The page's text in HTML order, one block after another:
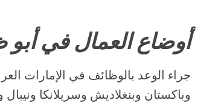
أوضاع العمال في
جراء الوعد بالوظائف في الإمارات
وباكستان وبنغلاديش وسريلانكا